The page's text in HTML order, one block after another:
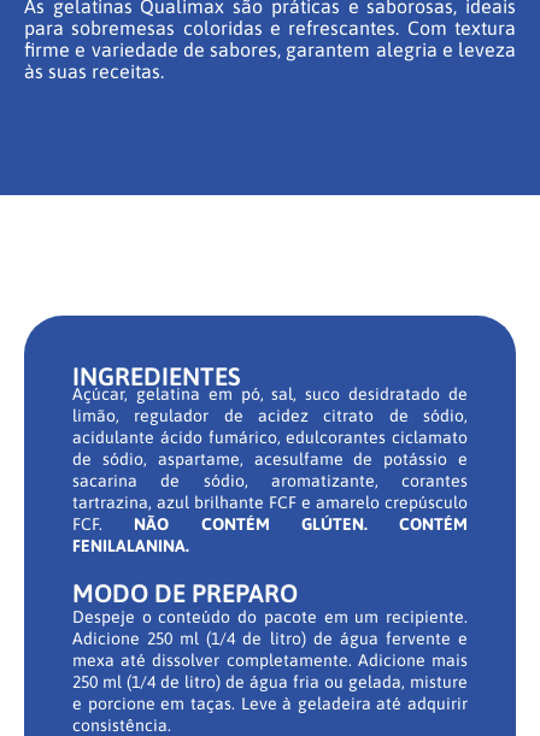
As gelatinas Qualimax são práticas e saborosas, ideais
para sobremesas coloridas e refrescantes. Com textura
firme e variedade de sabores, garantem alegria e leveza
às suas receitas.
INGREDIENTES
Açúcar, gelatina em pó, sal, suco desidratado de
limão, regulador de acidez citrato de sódio,
acidulante ácido fumárico, edulcorantes ciclamato
de sódio, aspartame, acesulfame de potássio e
sacarina de sódio, aromatizante, corantes
tartrazina, azul brilhante FCF e amarelo crepúsculo
FCF. NÃO CONTÉM GLÚTEN. CONTÉM
FENILALANINA.
MODO DE PREPARO
Despeje o conteúdo do pacote em um recipiente.
Adicione 250 ml (1/4 de litro) de água fervente e
mexa até dissolver completamente. Adicione mais
250 ml (1/4 de litro) de água fria ou gelada, misture
e porcione em taças. Leve à geladeira até adquirir
consistência.